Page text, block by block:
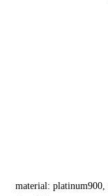
material: